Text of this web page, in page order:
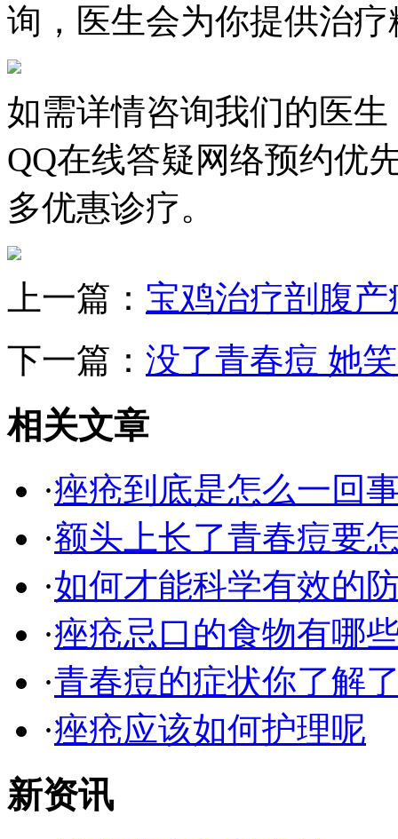
询，医生会为你提供治
如需详情咨询我们的医生
QQ在线答疑网络预约优
多优惠诊疗。
上一篇： 宝鸡治疗剖腹
下一篇： 没了青春痘 她
相关文章
·痤疮到底是怎么一回
·额头上长了青春痘要
·如何才能科学有效的
·痤疮忌口的食物有哪
·青春痘的症状你了解
·痤疮应该如何护理呢
新资讯